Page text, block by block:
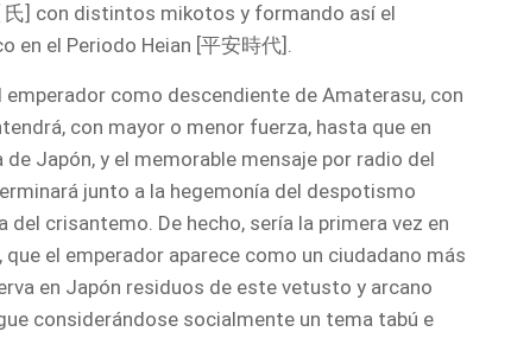
氏] con distintos mikotos y formando así el
en el Periodo Heian [平安時代].
emperador como descendiente de Amaterasu, con
con mayor o menor fuerza, hasta que en
Japón, y el memorable mensaje por radio del
junto a la hegemonía del despotismo
del crisantemo. De hecho, sería la primera vez en
el emperador aparece como un ciudadano más
en Japón residuos de este vetusto y arcano
considerándose socialmente un tema tabú e